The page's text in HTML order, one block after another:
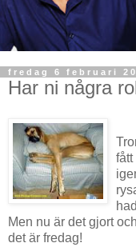
fredag 6 februari
Har ni några
fått
Men nu är det gjort
det är fredag!